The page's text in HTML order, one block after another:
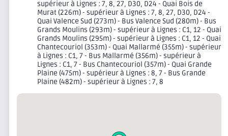
supérieur à Lignes : 7, 8, 27, D30, D24 - Quai Bois de
Murat (226m) - supérieur à Lignes : 7, 8, 27, D30, D24 -
Quai Valence Sud (273m) - Bus Valence Sud (280m) - Bus
Grands Moulins (293m) - supérieur à Lignes : C1, 12 - Quai
Grands Moulins (295m) - supérieur à Lignes : C1, 12 - Quai
Chantecouriol (353m) - Quai Mallarmé (355m) - supérieur
à Lignes : C1, 7 - Bus Mallarmé (356m) - supérieur à
Lignes : C1, 7 - Bus Chantecouriol (357m) - Quai Grande
Plaine (475m) - supérieur à Lignes : 8, 7 - Bus Grande
Plaine (482m) - supérieur à Lignes : 7, 8